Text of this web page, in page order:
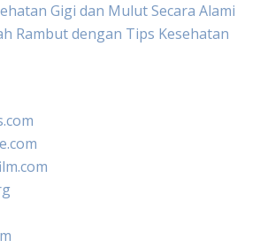
Gigi dan Mulut Secara Alami
Rambut dengan Tips Kesehatan